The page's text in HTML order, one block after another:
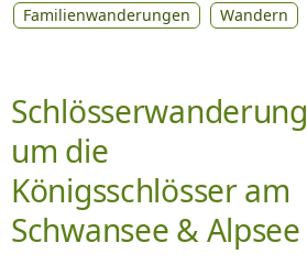
Familienwanderungen
Wandern
Schlösserwanderung
um die
Königsschlösser am
Schwansee & Alpsee